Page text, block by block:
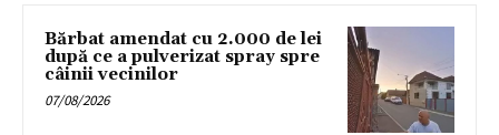
Bărbat amendat cu 2.000 de lei
după ce a pulverizat spray spre
câinii vecinilor
07/08/2026